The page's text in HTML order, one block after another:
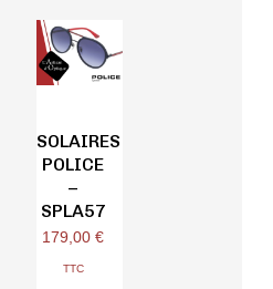
SOLAIRES
POLICE
–
SPLA57
179,00 €
TTC